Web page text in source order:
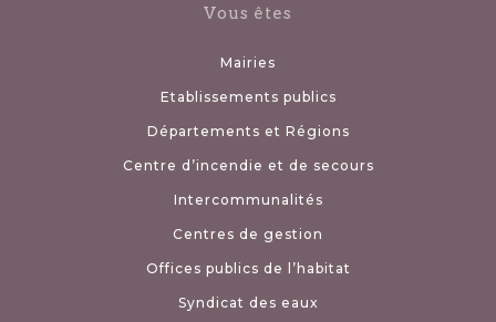
Vous êtes
Mairies
Etablissements publics
Départements et Régions
Centre d’incendie et de secours
Intercommunalités
Centres de gestion
Offices publics de l’habitat
Syndicat des eaux